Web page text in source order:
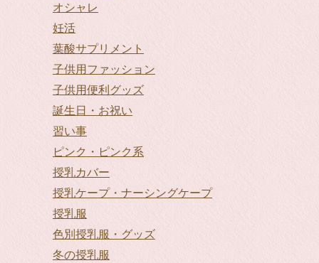
オシャレ
妊活
葉酸サプリメント
子供用ファッション
子供用便利グッズ
誕生日・お祝い
習い事
ピンク・ピンク系
授乳カバー
授乳ケープ・ナーシングケープ
授乳服
色別授乳服・グッズ
冬の授乳服